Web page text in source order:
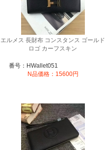
エルメス 長財布 コンスタンス ゴールド
ロゴ カーフスキン
番号：HWallet051
N品価格：15600円